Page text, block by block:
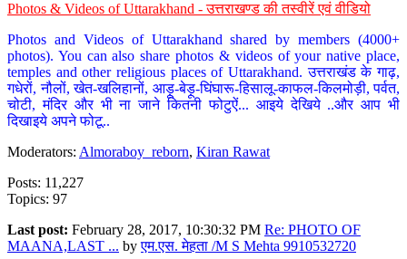
Photos & Videos of Uttarakhand - उत्तराखण्ड की तस्वीरें एवं वीडियो
Photos and Videos of Uttarakhand shared by members (4000+
photos). You can also share photos & videos of your native place,
temples and other religious places of Uttarakhand. उत्तराखंड के गाढ़,
गधेरों, नौलों, खेत-खलिहानों, आड़ू-बेड़ू-घिंघारू-हिसालू-काफल-किलमोड़ी, पर्वत,
चोटी, मंदिर और भी ना जाने कितनी फोटुऐं... आइये देखिये ..और आप भी
दिखाइये अपने फोटू..
Moderators: Almoraboy_reborn, Kiran Rawat
Posts: 11,227
Topics: 97
Last post: February 28, 2017, 10:30:32 PM Re: PHOTO OF
MAANA,LAST ... byएम.एस. मेहता /M S Mehta 9910532720